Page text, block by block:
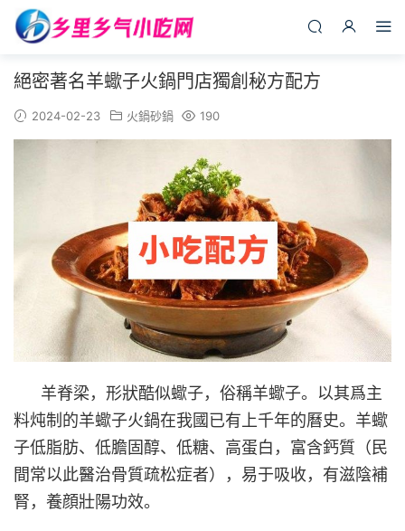
絕密著名羊蠍子火鍋門店獨創秘方配方
2024-02-23 火鍋砂鍋 190
羊脊梁，形狀酷似蠍子，俗稱羊蠍子。以其爲主
料炖制的羊蠍子火鍋在我國已有上千年的曆史。羊蠍
子低脂肪、低膽固醇、低糖、高蛋白，富含鈣質（民
間常以此醫治骨質疏松症者），易于吸收，有滋陰補
腎，養顔壯陽功效。